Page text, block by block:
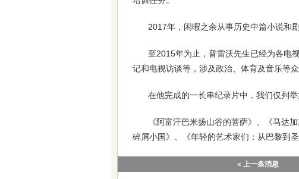
2017年，闲暇之余从事历史中篇小说和剧
至2015年为止，普雷沃先生已经为各电
记和电视访谈等，涉及政治、体育及音乐等
在他完成的一长串纪录片中，我们仅列举
《阿富汗巴米扬山谷的菩萨》、《马达
碎屑小国》、《年轻的艺术家们：从巴黎到圣
« 上一条消息